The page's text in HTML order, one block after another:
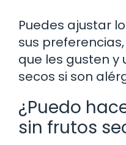
Puedes ajustar
sus
que les gusten y
secos si son
¿Puedo
sin frutos